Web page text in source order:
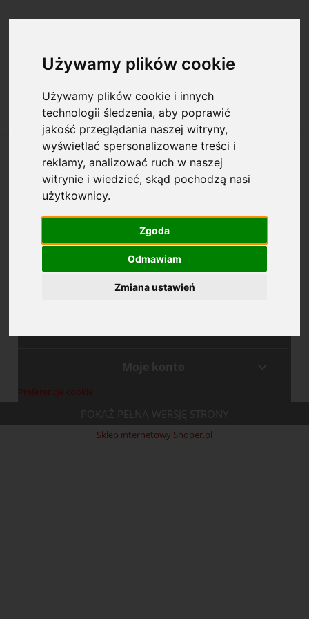
Używamy plików cookie
Używamy plików cookie i innych
technologii śledzenia, aby poprawić
jakość przeglądania naszej witryny,
wyświetlać spersonalizowane treści i
reklamy, analizować ruch w naszej
witrynie i wiedzieć, skąd pochodzą nasi
użytkownicy.
Zgoda
Odmawiam
Zmiana ustawień
Zarejestruj się Zaloguj się
Ten produkt jest niedostępny.
O nas
Informacje
Sklep internetowy Shoper.pl